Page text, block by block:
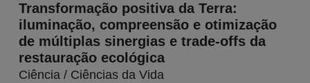
Transformação positiva da Terra:
iluminação, compreensão e otimização
de múltiplas sinergias e trade-offs da
restauração ecológica
Ciência / Ciências da Vida